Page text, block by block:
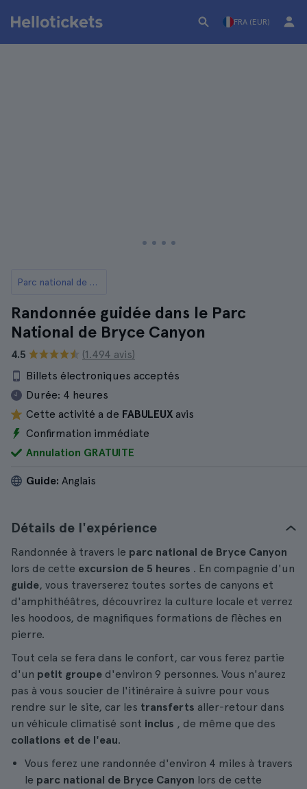
FRA (EUR)
Parc national de Bryce Canyon
Randonnée guidée dans le Parc
National de Bryce Canyon
4.5
(1.494 avis)
Billets électroniques acceptés
Durée: 4 heures
Cette activité a de FABULEUX avis
Confirmation immédiate
Annulation GRATUITE
Guide: Anglais
Détails de l'expérience
Randonnée à travers le parc national de Bryce Canyon
lors de cette excursion de 5 heures . En compagnie d'un
guide, vous traverserez toutes sortes de canyons et
d'amphithéâtres, découvrirez la culture locale et verrez
les hoodoos, de magnifiques formations de flèches en
pierre.
Tout cela se fera dans le confort, car vous ferez partie
d'un petit groupe d'environ 9 personnes. Vous n'aurez
pas à vous soucier de l'itinéraire à suivre pour vous
rendre sur le site, car les transferts aller-retour dans
un véhicule climatisé sont inclus , de même que des
collations et de l'eau.
Vous ferez une randonnée d'environ 4 miles à travers
le parc national de Bryce Canyon lors de cette